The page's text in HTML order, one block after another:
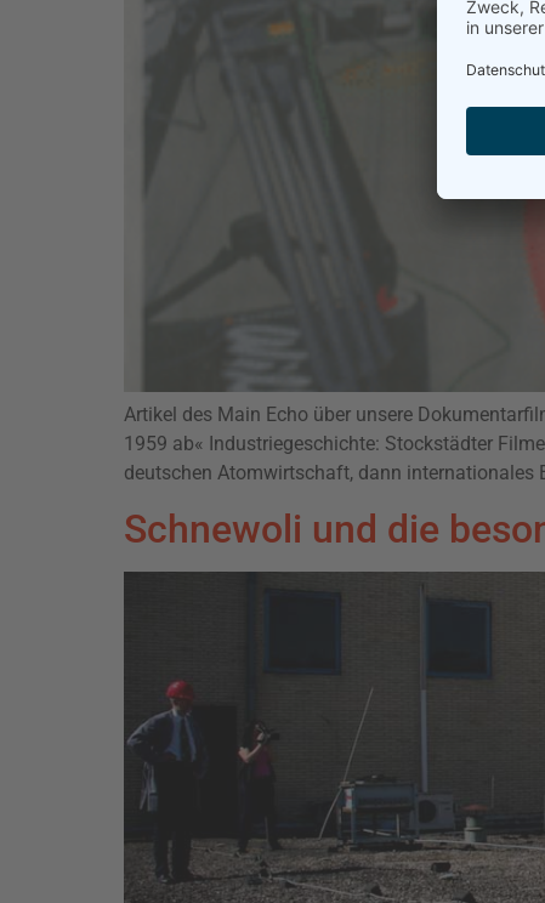
Artikel des Main Echo über unsere
1959 ab« Industriegeschichte: Stockstädter
deutschen Atomwirtschaft, dann internationales
Schnewoli und die